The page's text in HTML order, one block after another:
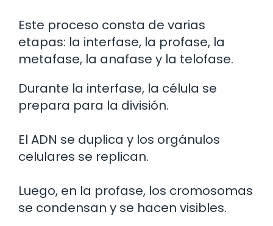
Este proceso consta de varias
etapas: la interfase, la profase, la
metafase, la anafase y la telofase.
Durante la interfase, la célula se
prepara para la división.
El ADN se duplica y los orgánulos
celulares se replican.
Luego, en la profase, los cromosomas
se condensan y se hacen visibles.